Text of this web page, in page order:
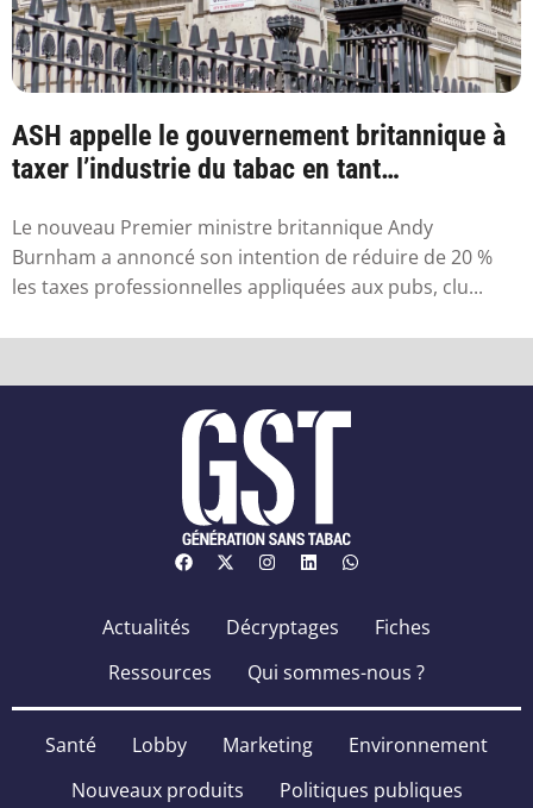
ASH appelle le gouvernement britannique à
taxer l’industrie du tabac en tant
Le nouveau Premier ministre britannique Andy
Burnham a annoncé son intention de réduire de 20 %
les taxes professionnelles appliquées aux pubs, clu...
Actualités Décryptages
Fiches
Ressources
Qui sommes-nous ?
Santé Lobby Marketing
Environnement
Nouveaux produits
Politiques publiques